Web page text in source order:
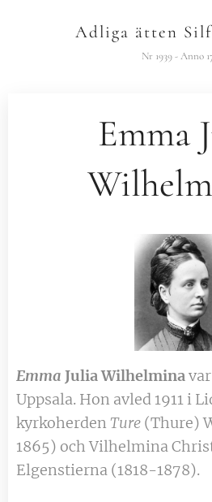
Adliga ätten
Nr 1939 - Anno
Emma
Emma Julia Wilhelmina
Uppsala. Hon avled 1911 i
kyrkoherden Ture (Thure)
1865) och Vilhelmina
Elgenstierna (1818-1878).